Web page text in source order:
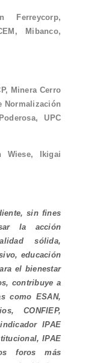
Ferreycorp,
Mibanco,
Minera Cerro
Normalización
UPC
Wiese, Ikigai
sin fines
la acción
sólida,
educación
el bienestar
contribuye a
como ESAN,
CONFIEP,
IPAE
IPAE
foros más